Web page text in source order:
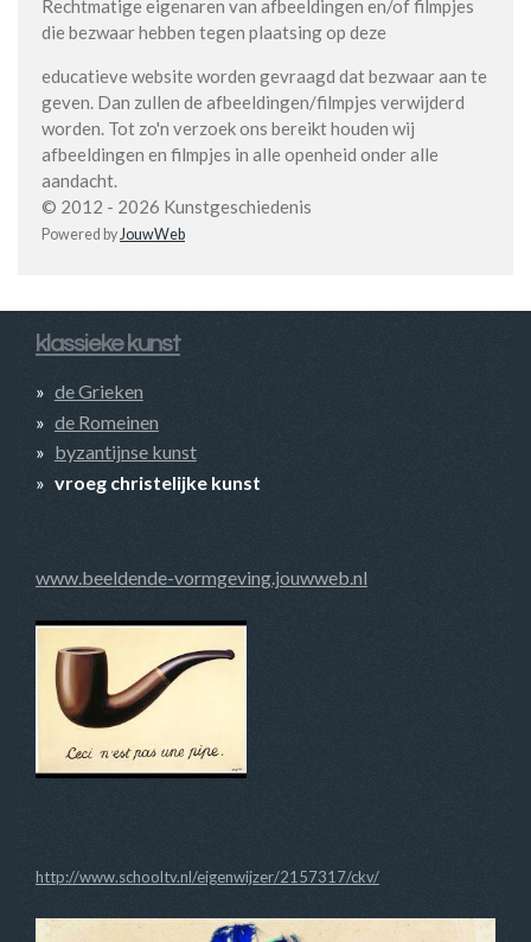
Rechtmatige eigenaren van afbeeldingen en/of filmpjes
die bezwaar hebben tegen plaatsing op deze
educatieve website worden gevraagd dat bezwaar aan te
geven. Dan zullen de afbeeldingen/filmpjes verwijderd
worden. Tot zo'n verzoek ons bereikt houden wij
afbeeldingen en filmpjes in alle openheid onder alle
aandacht.
© 2012 - 2026 Kunstgeschiedenis
Powered byJouwWeb
klassieke kunst
de Grieken
de Romeinen
byzantijnse kunst
vroeg christelijke kunst
www.beeldende-vormgeving.jouwweb.nl
http://www.schooltv.nl/eigenwijzer/2157317/ckv/